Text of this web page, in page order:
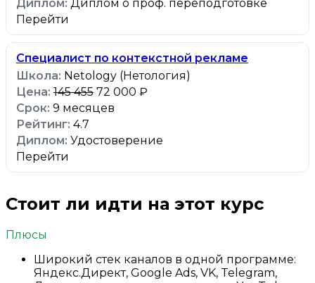
Диплом о проф. переподготовке
Перейти
Специалист по контекстной рекламе
Netology (Нетология)
145 455 72 000 ₽
9 месяцев
4.7
Удостоверение
Перейти
Стоит ли идти на этот курс
Плюсы
Широкий стек каналов в одной программе:
Яндекс.Директ, Google Ads, VK, Telegram,